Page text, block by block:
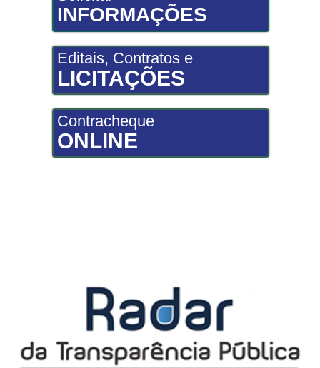
INFORMAÇÕES
Editais, Contratos e
LICITAÇÕES
Contracheque
ONLINE